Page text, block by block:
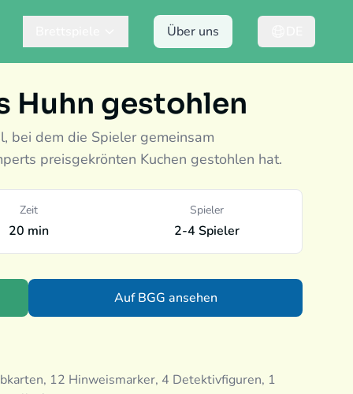
Über uns
Huhn gestohlen
bei dem die Spieler gemeinsam
preisgekrönten Kuchen gestohlen hat.
Zeit
20 min
Spieler
2-4 Spieler
Auf BGG ansehen
12 Hinweismarker, 4 Detektivfiguren, 1